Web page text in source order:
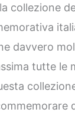
collezione
davvero
tutte le